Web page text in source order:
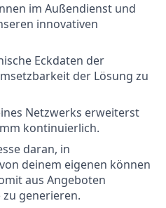
im Außendienst und
innovativen
Eckdaten der
der Lösung zu
Netzwerks erweiterst
kontinuierlich.
daran, in
deinem eigenen können
aus Angeboten
generieren.